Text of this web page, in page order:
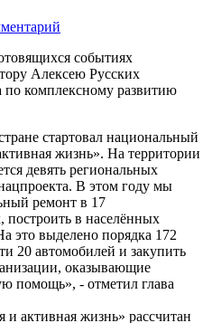
событиях
Алексею Русских
по комплексному развитию
стартовал национальный
жизнь». На территории
девять региональных
В этом году мы
ремонт в 17
построить в населённых
это выделено порядка 172
20 автомобилей и закупить
оказывающие
помощь», - отметил глава
активная жизнь» рассчитан